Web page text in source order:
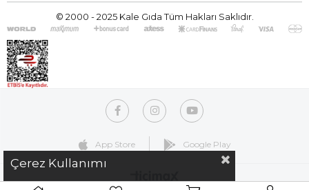
© 2000 - 2025 Kale Gıda Tüm Hakları Saklıdır.
App Store Google Play
Çerez Kullanımı